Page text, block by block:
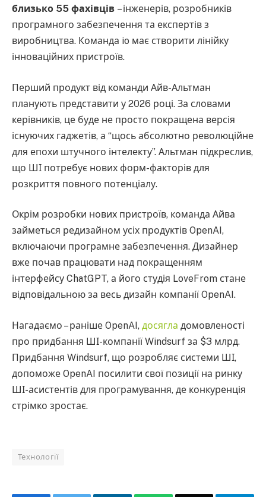
близько 55 фахівців – інженерів, розробників
програмного забезпечення та експертів з
виробництва. Команда io має створити лінійку
інноваційних пристроїв.
Перший продукт від команди Айв-Альтман
планують представити у 2026 році. За словами
керівників, це буде не просто покращена версія
існуючих гаджетів, а “щось абсолютно революційне
для епохи штучного інтелекту”. Альтман підкреслив,
що ШІ потребує нових форм-факторів для
розкриття повного потенціалу.
Окрім розробки нових пристроїв, команда Айва
займеться редизайном усіх продуктів OpenAI,
включаючи програмне забезпечення. Дизайнер
вже почав працювати над покращенням
інтерфейсу ChatGPT, а його студія LoveFrom стане
відповідальною за весь дизайн компанії OpenAI.
Нагадаємо – раніше OpenAI, досягла домовленості
про придбання ШІ-компанії Windsurf за $3 млрд.
Придбання Windsurf, що розробляє системи ШІ,
допоможе OpenAI посилити свої позиції на ринку
ШІ-асистентів для програмування, де конкуренція
стрімко зростає.
Технології